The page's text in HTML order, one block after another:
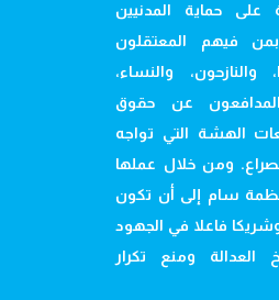
على حماية المدنيين
بمن فيهم المعتقلون
والنساء،
عن حقوق
الهشة التي تواجه
ومن خلال عملها
سام إلى أن تكون
فاعلا في الجهود
العدالة ومنع تكرار